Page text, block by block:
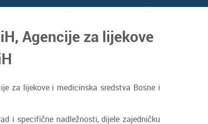
Agencije za lijekove
za lijekove i medicinska sredstva Bosne i
i specifične nadležnosti, dijele zajedničku